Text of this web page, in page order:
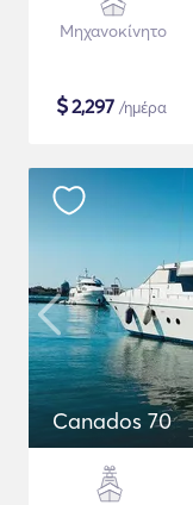
Μηχανοκίνητο
$2,297 /ημέρα
Canados 70